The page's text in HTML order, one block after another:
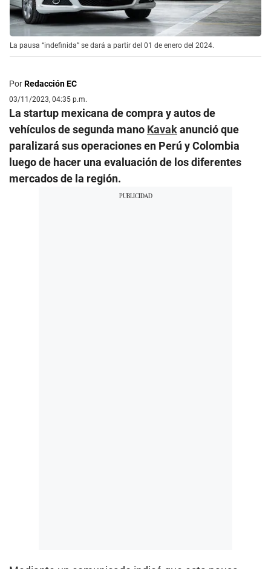
La pausa “indefinida” se dará a partir del 01 de enero del 2024.
PorRedacción EC
03/11/2023, 04:35 p.m.
La startup mexicana de compra y autos de
vehículos de segunda mano Kavakanunció que
paralizará sus operaciones en Perú y Colombia
luego de hacer una evaluación de los diferentes
mercados de la región.